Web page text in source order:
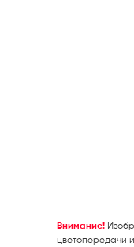
Внимание!
цветопередачи